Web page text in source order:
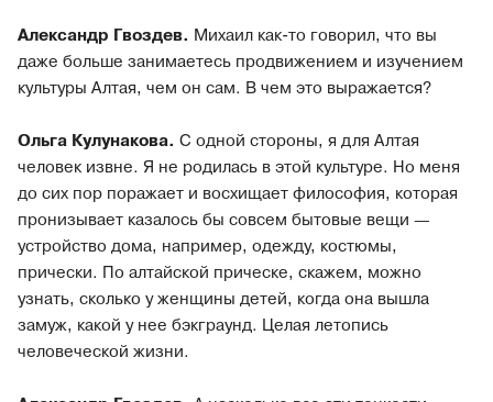
Александр Гвоздев. Михаил как-то говорил, что вы
даже больше занимаетесь продвижением и изучением
культуры Алтая, чем он сам. В чем это выражается?
Ольга Кулунакова. С одной стороны, я для Алтая
человек извне. Я не родилась в этой культуре. Но меня
до сих пор поражает и восхищает философия, которая
пронизывает казалось бы совсем бытовые вещи —
устройство дома, например, одежду, костюмы,
прически. По алтайской прическе, скажем, можно
узнать, сколько у женщины детей, когда она вышла
замуж, какой у нее бэкграунд. Целая летопись
человеческой жизни.